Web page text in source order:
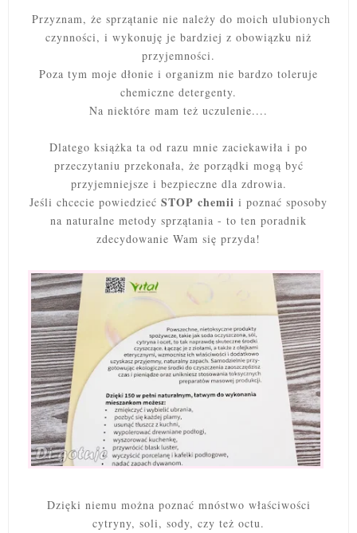
Przyznam, że sprzątanie nie należy do moich ulubionych
czynności, i wykonuję je bardziej z obowiązku niż
przyjemności.
Poza tym moje dłonie i organizm nie bardzo toleruje
chemiczne detergenty.
Na niektóre mam też uczulenie....
Dlatego książka ta od razu mnie zaciekawiła i po
przeczytaniu przekonała, że porządki mogą być
przyjemniejsze i bezpieczne dla zdrowia.
Jeśli chcecie powiedzieć STOP chemii i poznać sposoby
na naturalne metody sprzątania - to ten poradnik
zdecydowanie Wam się przyda!
Dzięki niemu można poznać mnóstwo właściwości
cytryny, soli, sody, czy też octu.